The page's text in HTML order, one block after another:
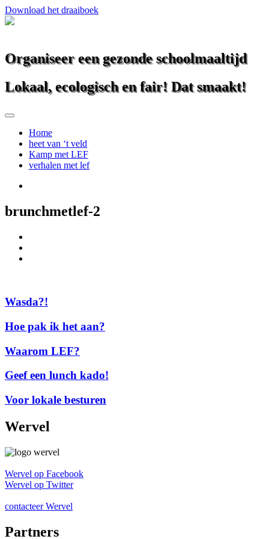
Download het draaiboek
Organiseer een gezonde schoolmaaltijd
Lokaal, ecologisch en fair! Dat smaakt!
Home
heet van ‘t veld
Kamp met LEF
verhalen met lef
brunchmetlef-2
Wasda?!
Hoe pak ik het aan?
Waarom LEF?
Geef een lunch kado!
Voor lokale besturen
Wervel
Wervel op Facebook
Wervel op Twitter
contacteer Wervel
Partners